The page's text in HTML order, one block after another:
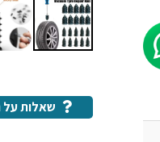
שאלות על